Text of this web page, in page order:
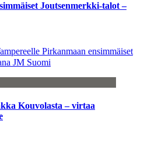
Joutsenmerkki-talot –
Pirkanmaan ensimmäiset
JM Suomi
Kouvolasta – virtaa